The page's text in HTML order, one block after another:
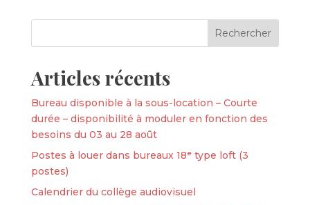
Articles récents
Bureau disponible à la sous-location – Courte
durée – disponibilité à moduler en fonction des
besoins du 03 au 28 août
Postes à louer dans bureaux 18ᵉ type loft (3
postes)
Calendrier du collège audiovisuel